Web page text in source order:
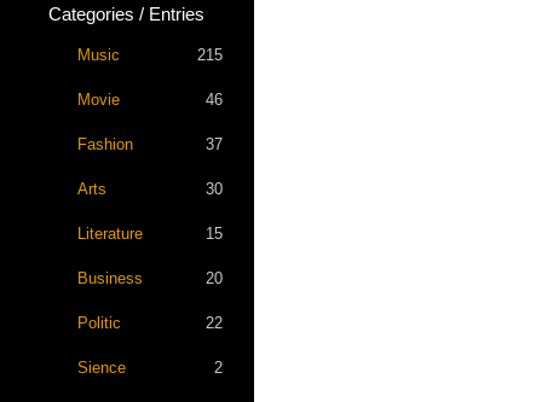
Categories / Entries
Music 215
Movie 46
Fashion 37
Arts 30
Literature 15
Business 20
Politic 22
Sience 2